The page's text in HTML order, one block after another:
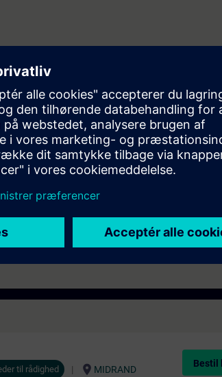
to design and configure automation
Courses.
til rådighed location_on MIDRAND
Bestil